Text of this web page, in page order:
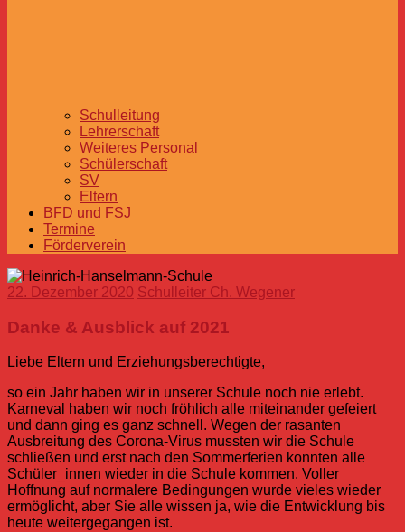
Schulleitung
Lehrerschaft
Weiteres Personal
Schülerschaft
SV
Eltern
BFD und FSJ
Termine
Förderverein
22. Dezember 2020 Schulleiter Ch. Wegener
Danke & Ausblick auf 2021
Liebe Eltern und Erziehungsberechtigte,
so ein Jahr haben wir in unserer Schule noch nie erlebt.
Karneval haben wir noch fröhlich alle miteinander gefeiert
und dann ging es ganz schnell. Wegen der rasanten
Ausbreitung des Corona-Virus mussten wir die Schule
schließen und erst nach den Sommerferien konnten alle
Schüler_innen wieder in die Schule kommen. Voller
Hoffnung auf normalere Bedingungen wurde vieles wieder
ermöglicht, aber Sie alle wissen ja, wie die Entwicklung bis
heute weitergegangen ist.